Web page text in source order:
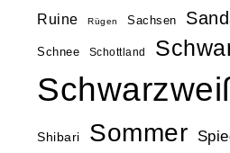
Ruine Rügen Sachsen
Schnee Schottland
Shibari Sommer